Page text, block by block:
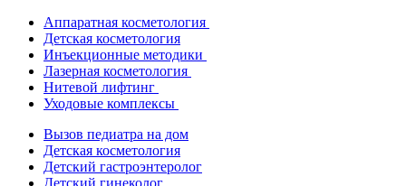
Аппаратная косметология
Детская косметология
Инъекционные методики
Лазерная косметология
Нитевой лифтинг
Уходовые комплексы
Вызов педиатра на дом
Детская косметология
Детский гастроэнтеролог
Детский гинеколог